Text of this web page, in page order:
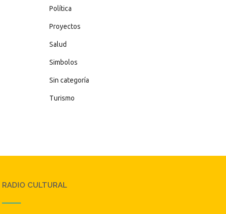
Política
Proyectos
Salud
Simbolos
Sin categoría
Turismo
RADIO CULTURAL